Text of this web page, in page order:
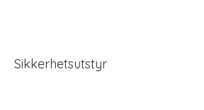
Sikkerhetsutstyr